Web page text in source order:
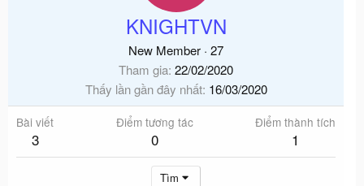
KNIGHTVN
New Member · 27
Tham gia 22/02/2020
Thấy lần gần đây nhất 16/03/2020
Bài viết
3
Điểm tương tác
0
Điểm thành tích
1
Tìm